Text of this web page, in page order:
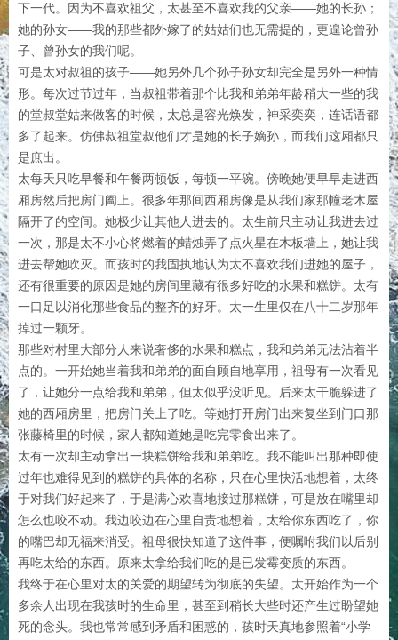
下一代。因为不喜欢祖父，太甚至不喜欢我的父亲——她的长孙；
她的孙女——我的那些都外嫁了的姑姑们也无需提的，更遑论曾孙
子、曾孙女的我们呢。
可是太对叔祖的孩子——她另外几个孙子孙女却完全是另外一种情
形。每次过节过年，当叔祖带着那个比我和弟弟年龄稍大一些的我
的堂叔堂姑来做客的时候，太总是容光焕发，神采奕奕，连话语都
多了起来。仿佛叔祖堂叔他们才是她的长子嫡孙，而我们这厢都只
是庶出。
太每天只吃早餐和午餐两顿饭，每顿一平碗。傍晚她便早早走进西
厢房然后把房门阖上。很多年那间西厢房像是从我们家那幢老木屋
隔开了的空间。她极少让其他人进去的。太生前只主动让我进去过
一次，那是太不小心将燃着的蜡烛弄了点火星在木板墙上，她让我
进去帮她吹灭。而孩时的我固执地认为太不喜欢我们进她的屋子，
还有很重要的原因是她的房间里藏有很多好吃的水果和糕饼。太有
一口足以消化那些食品的整齐的好牙。太一生里仅在八十二岁那年
掉过一颗牙。
那些对村里大部分人来说奢侈的水果和糕点，我和弟弟无法沾着半
点的。一开始她当着我和弟弟的面自顾自地享用，祖母有一次看见
了，让她分一点给我和弟弟，但太似乎没听见。后来太干脆躲进了
她的西厢房里，把房门关上了吃。等她打开房门出来复坐到门口那
张藤椅里的时候，家人都知道她是吃完零食出来了。
太有一次却主动拿出一块糕饼给我和弟弟吃。我不能叫出那种即使
过年也难得见到的糕饼的具体的名称，只在心里快活地想着，太终
于对我们好起来了，于是满心欢喜地接过那糕饼，可是放在嘴里却
怎么也咬不动。我边咬边在心里自责地想着，太给你东西吃了，你
的嘴巴却无福来消受。祖母很快知道了这件事，便嘱咐我们以后别
再吃太给的东西。原来太拿给我们吃的是已发霉变质的东西。
我终于在心里对太的关爱的期望转为彻底的失望。太开始作为一个
多余人出现在我孩时的生命里，甚至到稍长大些时还产生过盼望她
死的念头。我也常常感到矛盾和困惑的，孩时天真地参照着“小学